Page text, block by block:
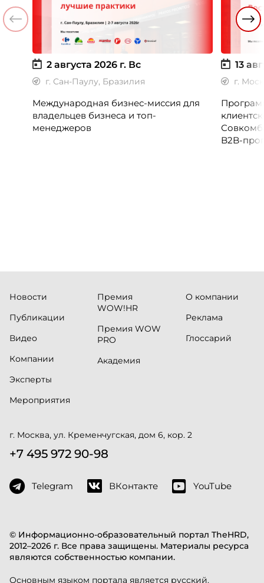
2 августа 2026 г. Вс
г. Сан-Паулу, Бразилия
Международная бизнес-миссия для
владельцев бизнеса и топ-
менеджеров
13
г.
B2B-
© Информационно-образовательный портал TheHRD,
2012–2026 г. Все права защищены. Материалы ресурса
являются собственностью компании.
Основным языком портала является русский.
Новости
Публикации
Видео
Компании
Эксперты
Мероприятия
Премия
WOW!HR
Премия WOW
PRO
Академия
О компании
Реклама
Глоссарий
г. Москва, ул. Кременчугская, дом 6, кор. 2
+7 495 972 90-98
Telegram ВКонтакте YouTube